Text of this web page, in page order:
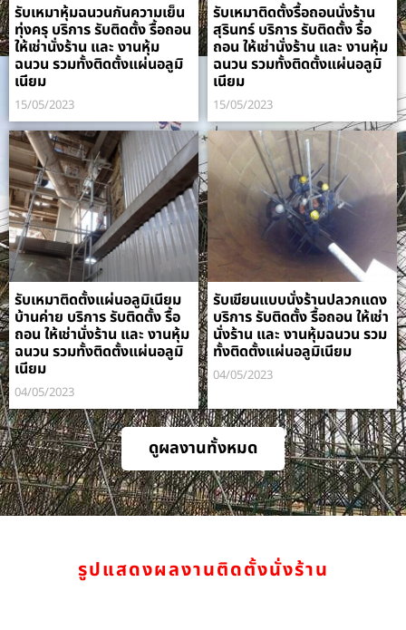
รับเหมาหุ้มฉนวนกันความเย็น
ทุ่งครุ บริการ รับติดตั้ง รื้อถอน
ให้เช่านั่งร้าน และ งานหุ้ม
ฉนวน รวมทั้งติดตั้งแผ่นอลูมิ
เนียม
15/05/2023
รับเหมาติดตั้งรื้อถอนนั่งร้าน
สุรินทร์ บริการ รับติดตั้ง รื้อ
ถอน ให้เช่านั่งร้าน และ งานหุ้ม
ฉนวน รวมทั้งติดตั้งแผ่นอลูมิ
เนียม
15/05/2023
รับเหมาติดตั้งแผ่นอลูมิเนียม
บ้านค่าย บริการ รับติดตั้ง รื้อ
ถอน ให้เช่านั่งร้าน และ งานหุ้ม
ฉนวน รวมทั้งติดตั้งแผ่นอลูมิ
เนียม
04/05/2023
รับเขียนแบบนั่งร้านปลวกแดง
บริการ รับติดตั้ง รื้อถอน ให้เช่า
นั่งร้าน และ งานหุ้มฉนวน รวม
ทั้งติดตั้งแผ่นอลูมิเนียม
04/05/2023
ดูผลงานทั้งหมด
รูปแสดงผลงานติดตั้งนั่งร้าน